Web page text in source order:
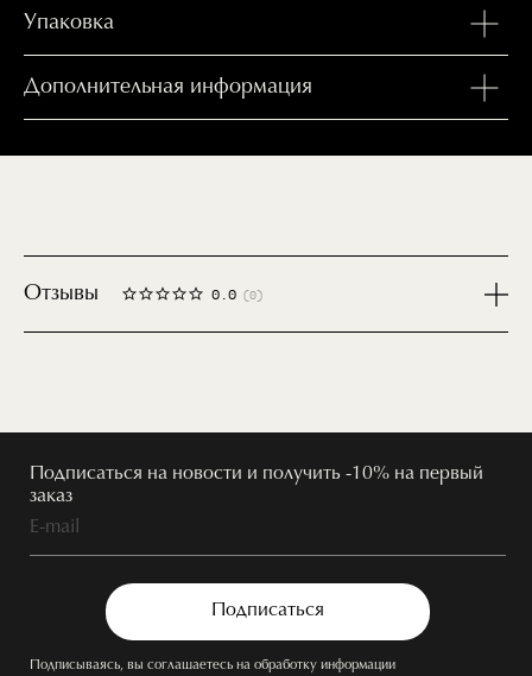
Упаковка
Дополнительная информация
Отзывы 0.0 (0)
© 2021-2026 LEAV ®
Конфиденциальность
заказ
* Экстремистские организации,
запрещены в РФ
Магазин
Калькулятор